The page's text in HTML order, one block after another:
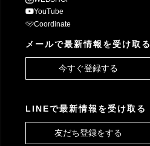
YouTube
Coordinate
メールで最新情報を受け取る
今すぐ登録する
LINEで最新情報を受け取る
友だち登録をする